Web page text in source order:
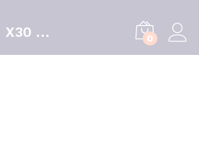
Vitreoclar Comp X30 comps 0